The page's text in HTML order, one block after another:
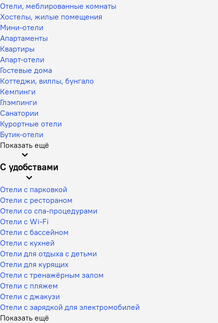
Отели, меблированные комнаты
Хостелы, жилые помещения
Мини-отели
Апартаменты
Квартиры
Апарт-отели
Гостевые дома
Коттеджи, виллы, бунгало
Кемпинги
Глэмпинги
Санатории
Курортные отели
Бутик-отели
Показать ещё
С удобствами
Отели с парковкой
Отели с рестораном
Отели со спа-процедурами
Отели с Wi-Fi
Отели с бассейном
Отели с кухней
Отели для отдыха с детьми
Отели для курящих
Отели с тренажёрным залом
Отели с пляжем
Отели с джакузи
Отели с зарядкой для электромобилей
Показать ещё